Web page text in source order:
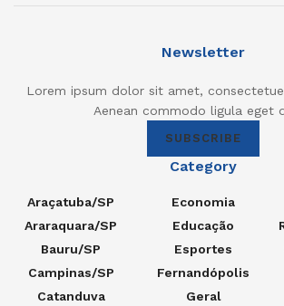
Newsletter
Lorem ipsum dolor sit amet,
Aenean commodo ligula eget
SUBSCRIBE
Category
Araçatuba/SP
Araraquara/SP
Bauru/SP
Campinas/SP
Catanduva
Economia
Educação
Esportes
Fernandópolis
Geral